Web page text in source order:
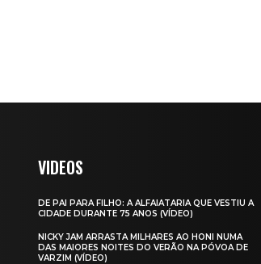
VIDEOS
DE PAI PARA FILHO: A ALFAIATARIA QUE VESTIU A
CIDADE DURANTE 75 ANOS (VÍDEO)
NICKY JAM ARRASTA MILHARES AO HONI NUMA
DAS MAIORES NOITES DO VERÃO NA PÓVOA DE
VARZIM (VÍDEO)